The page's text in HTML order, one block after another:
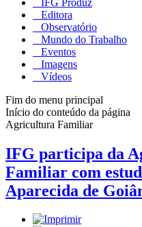
Editora
Observatório
Mundo do Trabalho
Eventos
Imagens
Vídeos
Fim do menu principal
Início do conteúdo da página
Agricultura Familiar
IFG participa da
Familiar com
Aparecida de